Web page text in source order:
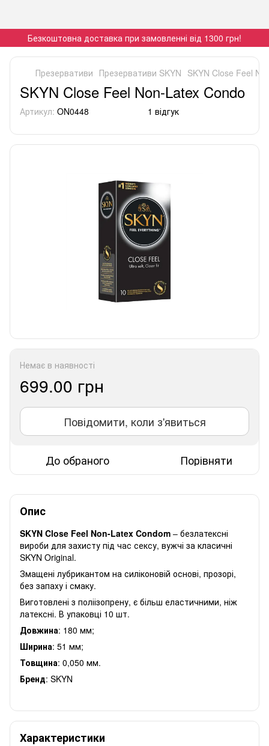
Безкоштовна доставка при замовленні від 1300 грн!
Презервативи Презервативи SKYN SKYN Close Feel
SKYN Close Feel Non-Latex Condo
Артикул: ON0448 1 відгук
Немає в наявності
699.00 грн
Повідомити, коли з'явиться
До обраного Порівняти
Опис
SKYN Close Feel Non-Latex Condom – безлатексні
вироби для захисту під час сексу, вужчі за класичні
SKYN Original.
Змащені лубрикантом на силіконовій основі, прозорі,
без запаху і смаку.
Виготовлені з поліізопрену, є більш еластичними, ніж
латексні. В упаковці 10 шт.
Довжина: 180 мм;
Ширина: 51 мм;
Товщина: 0,050 мм.
Бренд: SKYN
Характеристики